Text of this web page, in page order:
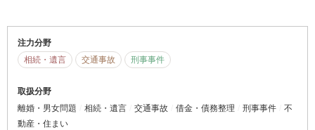
注力分野
相続・遺言
交通事故 刑事事件
取扱分野
離婚・男女問題
相続・遺言 交通事故 借金・債務整理 刑事事件
不
動産・住まい